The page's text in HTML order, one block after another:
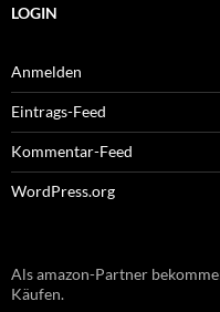
LOGIN
Anmelden
Eintrags-Feed
Kommentar-Feed
WordPress.org
Als amazon-Partner
Käufen.